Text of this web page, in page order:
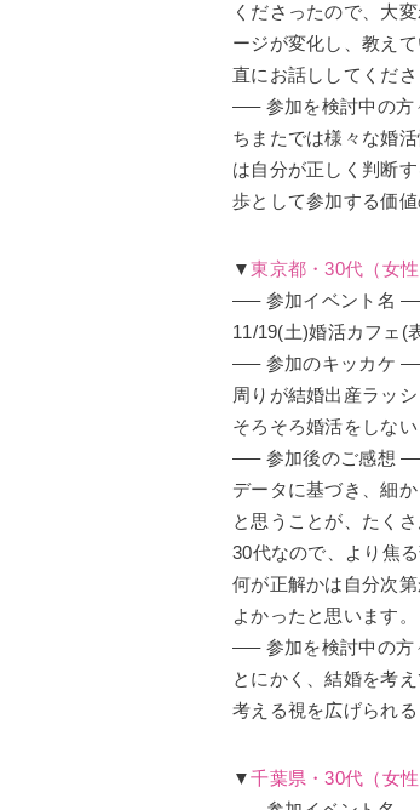
くださったので、 大
ージが変化し、教え
直にお話ししてくださ
—– 参加を検討中の
ちまたでは様々な婚
は自分が正しく判断
歩として参加する価
▼東京都 ・30代（女性
—– 参加イベント名
11/19(土)婚活カフェ(
—– 参加のキッカケ
周りが結婚出産ラッ
そろそろ婚活をしな
—– 参加後のご感想
データに基づき、細
と思うことが、たくさ
30代なので、
より焦
何が正解かは自分次
よかったと思います。
—– 参加を検討中の
とにかく、結婚を考
考える視を広げられる
▼千葉県・30代（女性